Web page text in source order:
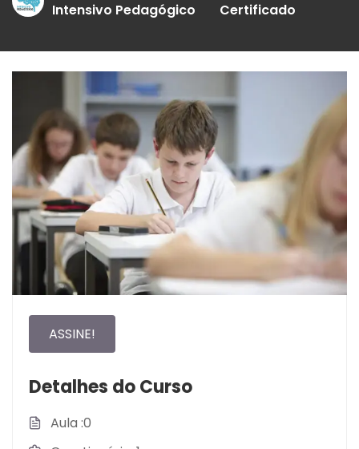
Intensivo Pedagógico Certificado
ASSINE!
Detalhes do Curso
Aula0